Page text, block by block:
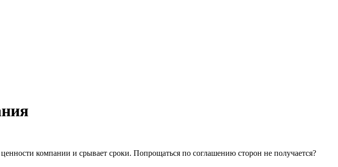
компании и срывает сроки. Попрощаться по соглашению сторон не получается?